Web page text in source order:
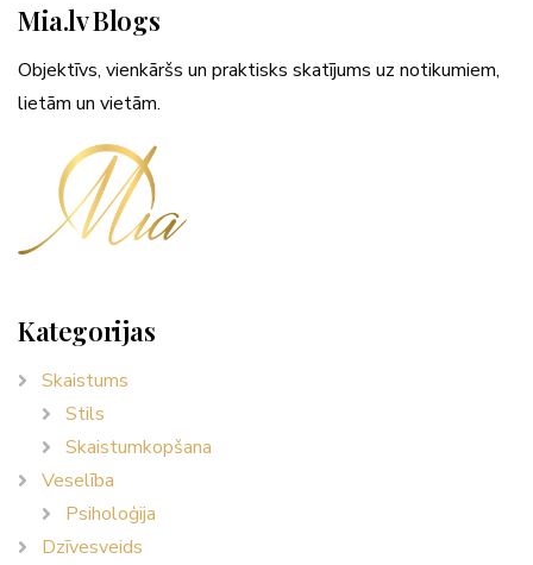
Mia.lv Blogs
Objektīvs, vienkāršs un praktisks skatījums uz notikumiem,
lietām un vietām.
Kategorijas
Skaistums
Stils
Skaistumkopšana
Veselība
Psiholoģija
Dzīvesveids